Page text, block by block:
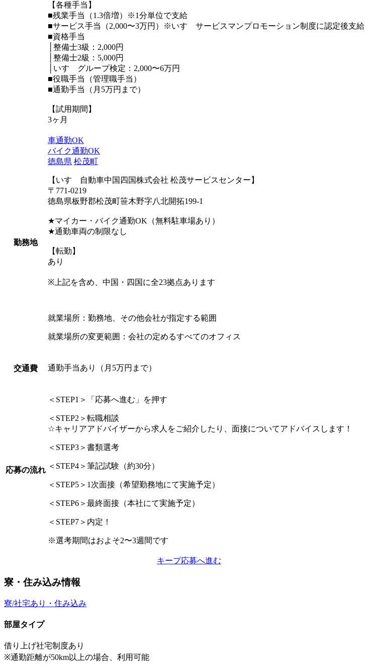
【各種手当】
■残業手当（1.3倍増）※1分単位で支給
■サービス手当（2,000〜3万円）※いすゞサービスマンプロモーション制度に認定後支給
■資格手当
│整備士3級：2,000円
│整備士2級：5,000円
│いすゞグループ検定：2,000〜6万円
■役職手当（管理職手当）
■通勤手当（月5万円まで）
【試用期間】
3ヶ月
勤務地
車通勤OK
バイク通勤OK
徳島県 松茂町
【いすゞ自動車中国四国株式会社 松茂サービスセンター】
〒771-0219
徳島県板野郡松茂町笹木野字八北開拓199-1
★マイカー・バイク通勤OK（無料駐車場あり）
★通勤車両の制限なし
【転勤】
あり
※上記を含め、中国・四国に全23拠点あります
就業場所：勤務地、その他会社が指定する範囲
就業場所の変更範囲：会社の定めるすべてのオフィス
交通費 通勤手当あり（月5万円まで）
応募の流れ
＜STEP1＞「応募へ進む」を押す
＜STEP2＞転職相談
☆キャリアアドバイザーから求人をご紹介したり、面接についてアドバイスします！
＜STEP3＞書類選考
＜STEP4＞筆記試験（約30分）
＜STEP5＞1次面接（希望勤務地にて実施予定）
＜STEP6＞最終面接（本社にて実施予定）
＜STEP7＞内定！
※選考期間はおよそ2〜3週間です
キープ応募へ進む
寮・住み込み情報
寮/社宅あり・住み込み
部屋タイプ
借り上げ社宅制度あり
※通勤距離が50km以上の場合、利用可能